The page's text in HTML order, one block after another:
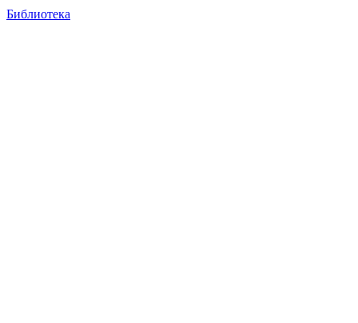
Библиотека